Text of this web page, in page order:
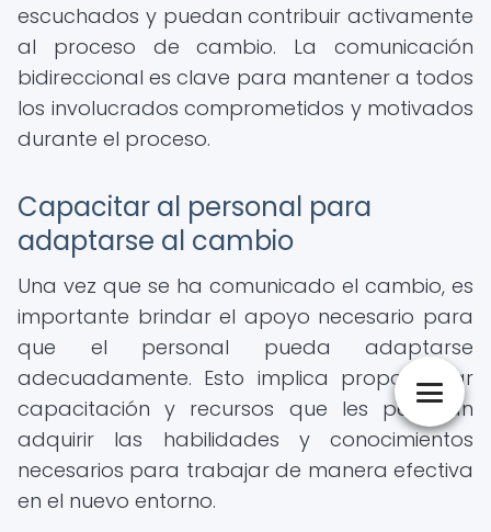
escuchados y puedan contribuir activamente
al proceso de cambio. La comunicación
bidireccional es clave para mantener a todos
los involucrados comprometidos y motivados
durante el proceso.
Capacitar al personal para
adaptarse al cambio
Una vez que se ha comunicado el cambio, es
importante brindar el apoyo necesario para
que el personal pueda adaptarse
adecuadamente. Esto implica proporcionar
capacitación y recursos que les permitan
adquirir las habilidades y conocimientos
necesarios para trabajar de manera efectiva
en el nuevo entorno.